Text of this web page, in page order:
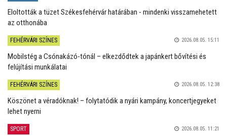
Eloltották a tüzet Székesfehérvár határában - mindenki visszamehetett
az otthonába
FEHÉRVÁRI SZÍNES 2026.08.05. 15:11
Mobilstég a Csónakázó-tónál – elkezdődtek a japánkert bővítési és
felújítási munkálatai
FEHÉRVÁRI SZÍNES 2026.08.05. 12:38
Köszönet a véradóknak! – folytatódik a nyári kampány, koncertjegyeket
lehet nyerni
SPORT 2026.08.05. 11:21